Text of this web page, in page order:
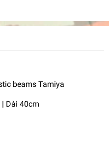
beams Tamiya
Dài 40cm